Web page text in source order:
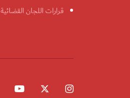
قرارات اللجان القضائية